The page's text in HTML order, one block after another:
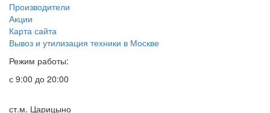
Производители
Акции
Карта сайта
Вывоз и утилизация техники в Москве
Режим работы:
с 9:00 до 20:00
ст.м. Царицыно